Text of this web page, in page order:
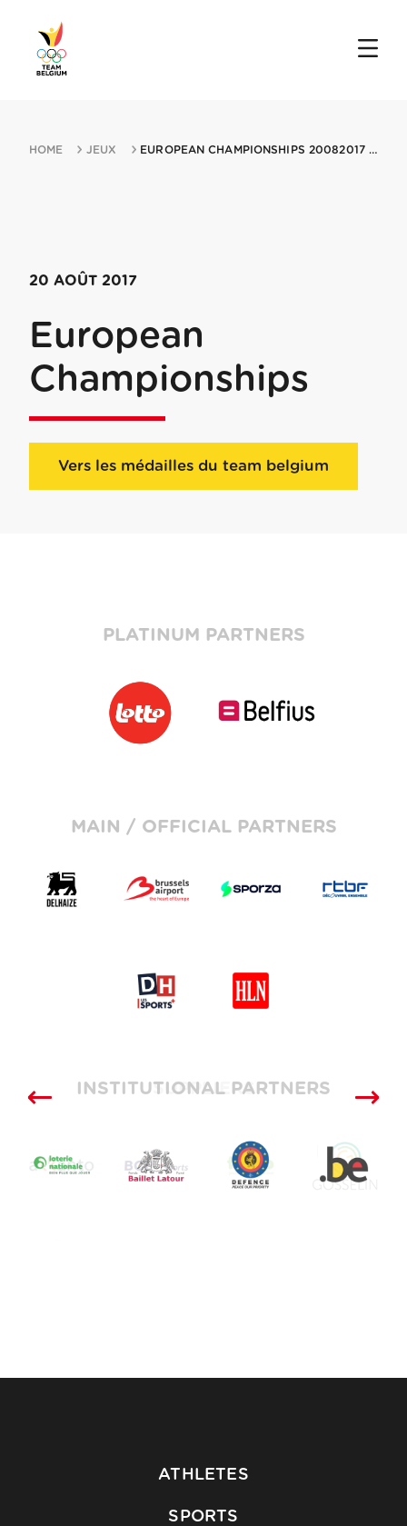
HOME JEUX EUROPEAN CHAMPIONSHIPS 20082017 STRZEGOM
20 AOÛT 2017
European
Championships
Vers les médailles du team belgium
PLATINUM PARTNERS
MAIN / OFFICIAL PARTNERS
SUPPLIERS
INSTITUTIONAL PARTNERS
ATHLETES
SPORTS